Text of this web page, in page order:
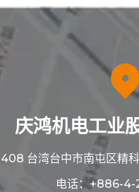
庆鸿机电工业
408 台湾台中市南屯区精
电话： +886-4-